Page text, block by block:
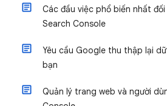
Các đầu việc phổ biến nhất
Search Console
Yêu cầu Google thu thập lại dữ
bạn
Quản lý trang web và người